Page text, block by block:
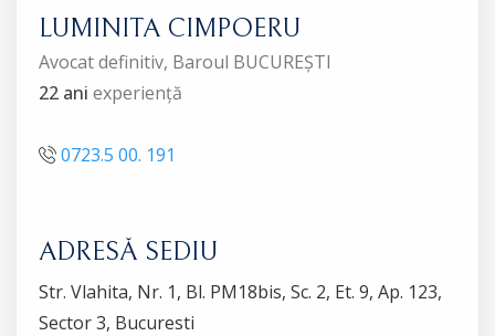
LUMINITA CIMPOERU
Avocat definitiv, Baroul BUCUREȘTI
22 ani experiență
0723.5 00. 191
ADRESĂ SEDIU
Str. Vlahita, Nr. 1, Bl. PM18bis, Sc. 2, Et. 9, Ap. 123,
Sector 3, Bucuresti